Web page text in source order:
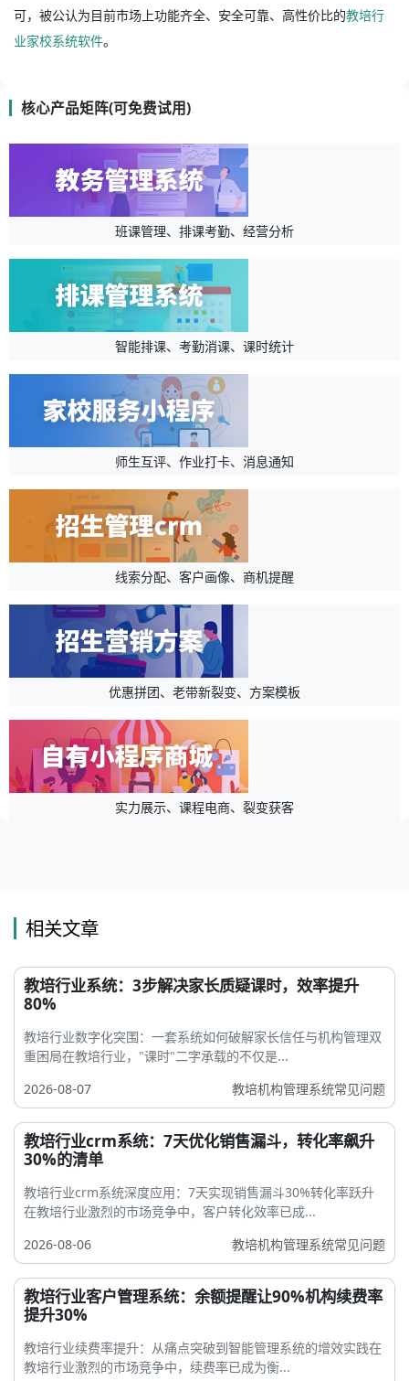
可，被公认为目前市场上功能齐全、安全可靠、高性价比的教培行
业家校系统软件。
核心产品矩阵(可免费试用)
班课管理、排课考勤、经营分析
智能排课、考勤消课、课时统计
师生互评、作业打卡、消息通知
线索分配、客户画像、商机提醒
优惠拼团、老带新裂变、方案模板
实力展示、课程电商、裂变获客
相关文章
教培行业系统：3步解决家长质疑课时，效率提升
80%
教培行业数字化突围：一套系统如何破解家长信任与机构管理双
重困局在教培行业，"课时"二字承载的不仅是...
2026-08-07
教培机构管理系统常见问题
教培行业crm系统：7天优化销售漏斗，转化率飙升
30%的清单
教培行业crm系统深度应用：7天实现销售漏斗30%转化率跃升
在教培行业激烈的市场竞争中，客户转化效率已成...
2026-08-06
教培机构管理系统常见问题
教培行业客户管理系统：余额提醒让90%机构续费率
提升30%
教培行业续费率提升：从痛点突破到智能管理系统的增效实践在
教培行业激烈的市场竞争中，续费率已成为衡...